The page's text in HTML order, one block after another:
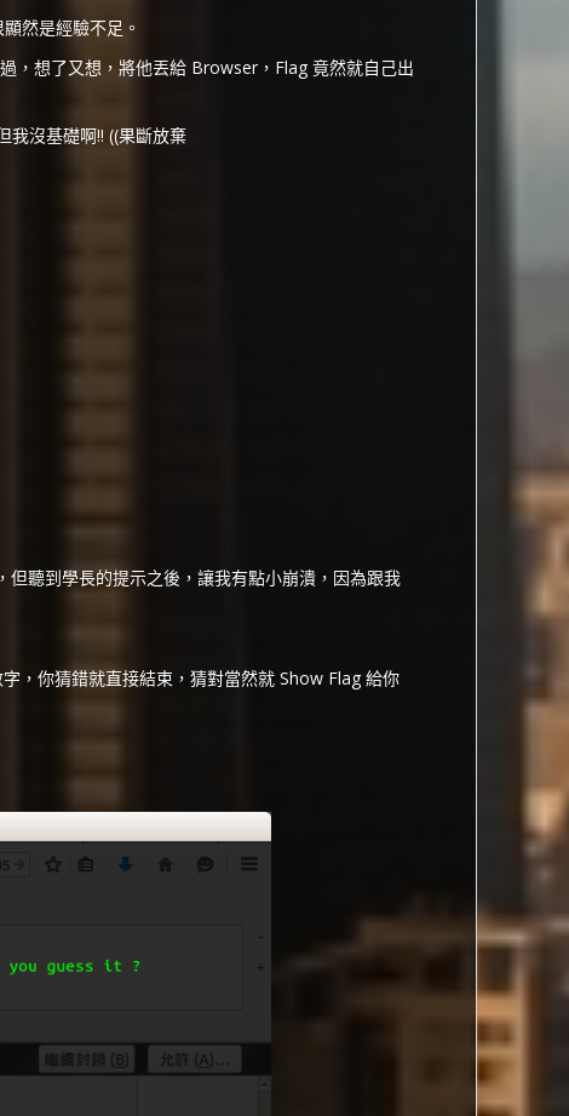
然是經驗不足。
，想了又想，將他丟給 Browser，Flag 竟然就自己出
我沒基礎啊!! ((果斷放棄
但聽到學長的提示之後，讓我有點小崩潰，因為跟我
，你猜錯就直接結束，猜對當然就 Show Flag 給你